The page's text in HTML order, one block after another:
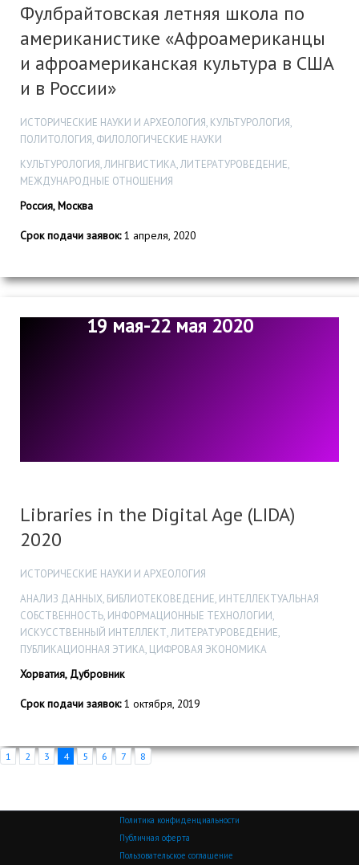
Фулбрайтовская летняя школа по
американистике «Афроамериканцы
и афроамериканская культура в США
и в России»
ИСТОРИЧЕСКИЕ НАУКИ И АРХЕОЛОГИЯ, КУЛЬТУРОЛОГИЯ,
ПОЛИТОЛОГИЯ, ФИЛОЛОГИЧЕСКИЕ НАУКИ
КУЛЬТУРОЛОГИЯ, ЛИНГВИСТИКА, ЛИТЕРАТУРОВЕДЕНИЕ,
МЕЖДУНАРОДНЫЕ ОТНОШЕНИЯ
Россия, Москва
Срок подачи заявок:1 апреля, 2020
19 мая-22 мая 2020
Libraries in the Digital Age (LIDA)
2020
ИСТОРИЧЕСКИЕ НАУКИ И АРХЕОЛОГИЯ
АНАЛИЗ ДАННЫХ, БИБЛИОТЕКОВЕДЕНИЕ, ИНТЕЛЛЕКТУАЛЬНАЯ
СОБСТВЕННОСТЬ, ИНФОРМАЦИОННЫЕ ТЕХНОЛОГИИ,
ИСКУССТВЕННЫЙ ИНТЕЛЛЕКТ, ЛИТЕРАТУРОВЕДЕНИЕ,
ПУБЛИКАЦИОННАЯ ЭТИКА, ЦИФРОВАЯ ЭКОНОМИКА
Хорватия, Дубровник
Срок подачи заявок:1 октября, 2019
1 2 3 4 5 6 7 8
Политика конфиденциальности
Публичная оферта
Пользовательское соглашение